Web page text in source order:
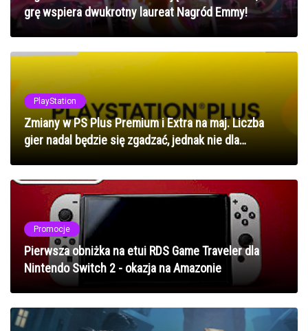
grę wspiera dwukrotny laureat Nagród Emmy!
PlayStation
Zmiany w PS Plus Premium i Extra na maj. Liczba
gier nadal będzie się zgadzać, jednak nie dla
Promocje
Pierwsza obniżka na etui RDS Game Traveler dla
Nintendo Switch 2 - okazja na Amazonie